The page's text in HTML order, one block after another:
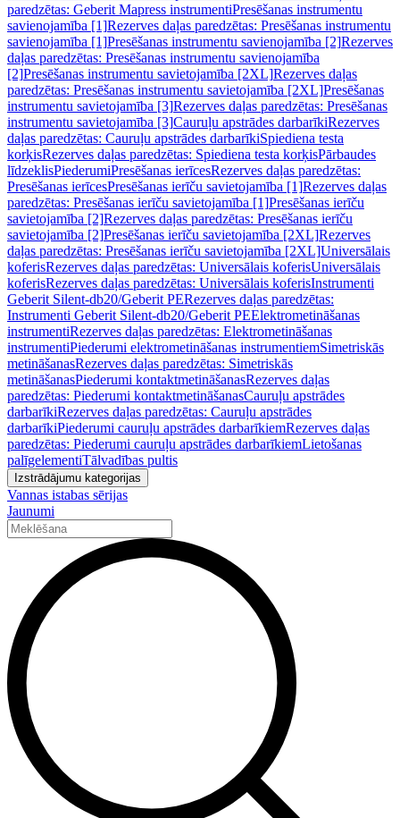
paredzētas: Geberit Mapress instrumentiPresēšanas instrumentu
savienojamība [1]Rezerves daļas paredzētas: Presēšanas instrumentu
savienojamība [1]Presēšanas instrumentu savienojamība [2]Rezerves
daļas paredzētas: Presēšanas instrumentu savienojamība
[2]Presēšanas instrumentu savietojamība [2XL]Rezerves daļas
paredzētas: Presēšanas instrumentu savietojamība [2XL]Presēšanas
instrumentu savietojamība [3]Rezerves daļas paredzētas: Presēšanas
instrumentu savietojamība [3]Cauruļu apstrādes darbarīkiRezerves
daļas paredzētas: Cauruļu apstrādes darbarīkiSpiediena testa
korķisRezerves daļas paredzētas: Spiediena testa korķisPārbaudes
līdzeklisPiederumiPresēšanas ierīcesRezerves daļas paredzētas:
Presēšanas ierīcesPresēšanas ierīču savietojamība [1]Rezerves daļas
paredzētas: Presēšanas ierīču savietojamība [1]Presēšanas ierīču
savietojamība [2]Rezerves daļas paredzētas: Presēšanas ierīču
savietojamība [2]Presēšanas ierīču savietojamība [2XL]Rezerves
daļas paredzētas: Presēšanas ierīču savietojamība [2XL]Universālais
koferisRezerves daļas paredzētas: Universālais koferisUniversālais
koferisRezerves daļas paredzētas: Universālais koferisInstrumenti
Geberit Silent-db20/Geberit PERezerves daļas paredzētas:
Instrumenti Geberit Silent-db20/Geberit PEElektrometināšanas
instrumentiRezerves daļas paredzētas: Elektrometināšanas
instrumentiPiederumi elektrometināšanas instrumentiemSimetriskās
metināšanasRezerves daļas paredzētas: Simetriskās
metināšanasPiederumi kontaktmetināšanasRezerves daļas
paredzētas: Piederumi kontaktmetināšanasCauruļu apstrādes
darbarīkiRezerves daļas paredzētas: Cauruļu apstrādes
darbarīkiPiederumi cauruļu apstrādes darbarīkiemRezerves daļas
paredzētas: Piederumi cauruļu apstrādes darbarīkiemLietošanas
palīgelementiTālvadības pultis
Izstrādājumu kategorijas
Vannas istabas sērijas
Jaunumi